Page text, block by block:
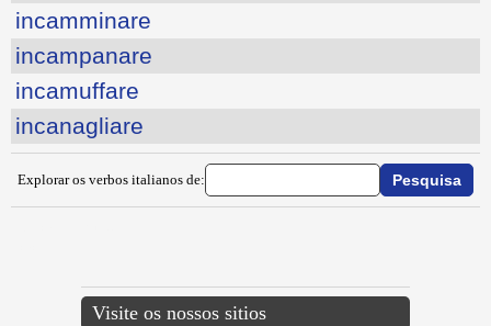
incamminare
incampanare
incamuffare
incanagliare
Explorar os verbos italianos de:
Visite os nossos sitios